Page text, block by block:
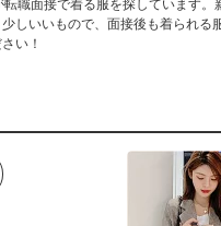
転職面接で着る服を探しています
少しいいもので、面接後も着られ
い！